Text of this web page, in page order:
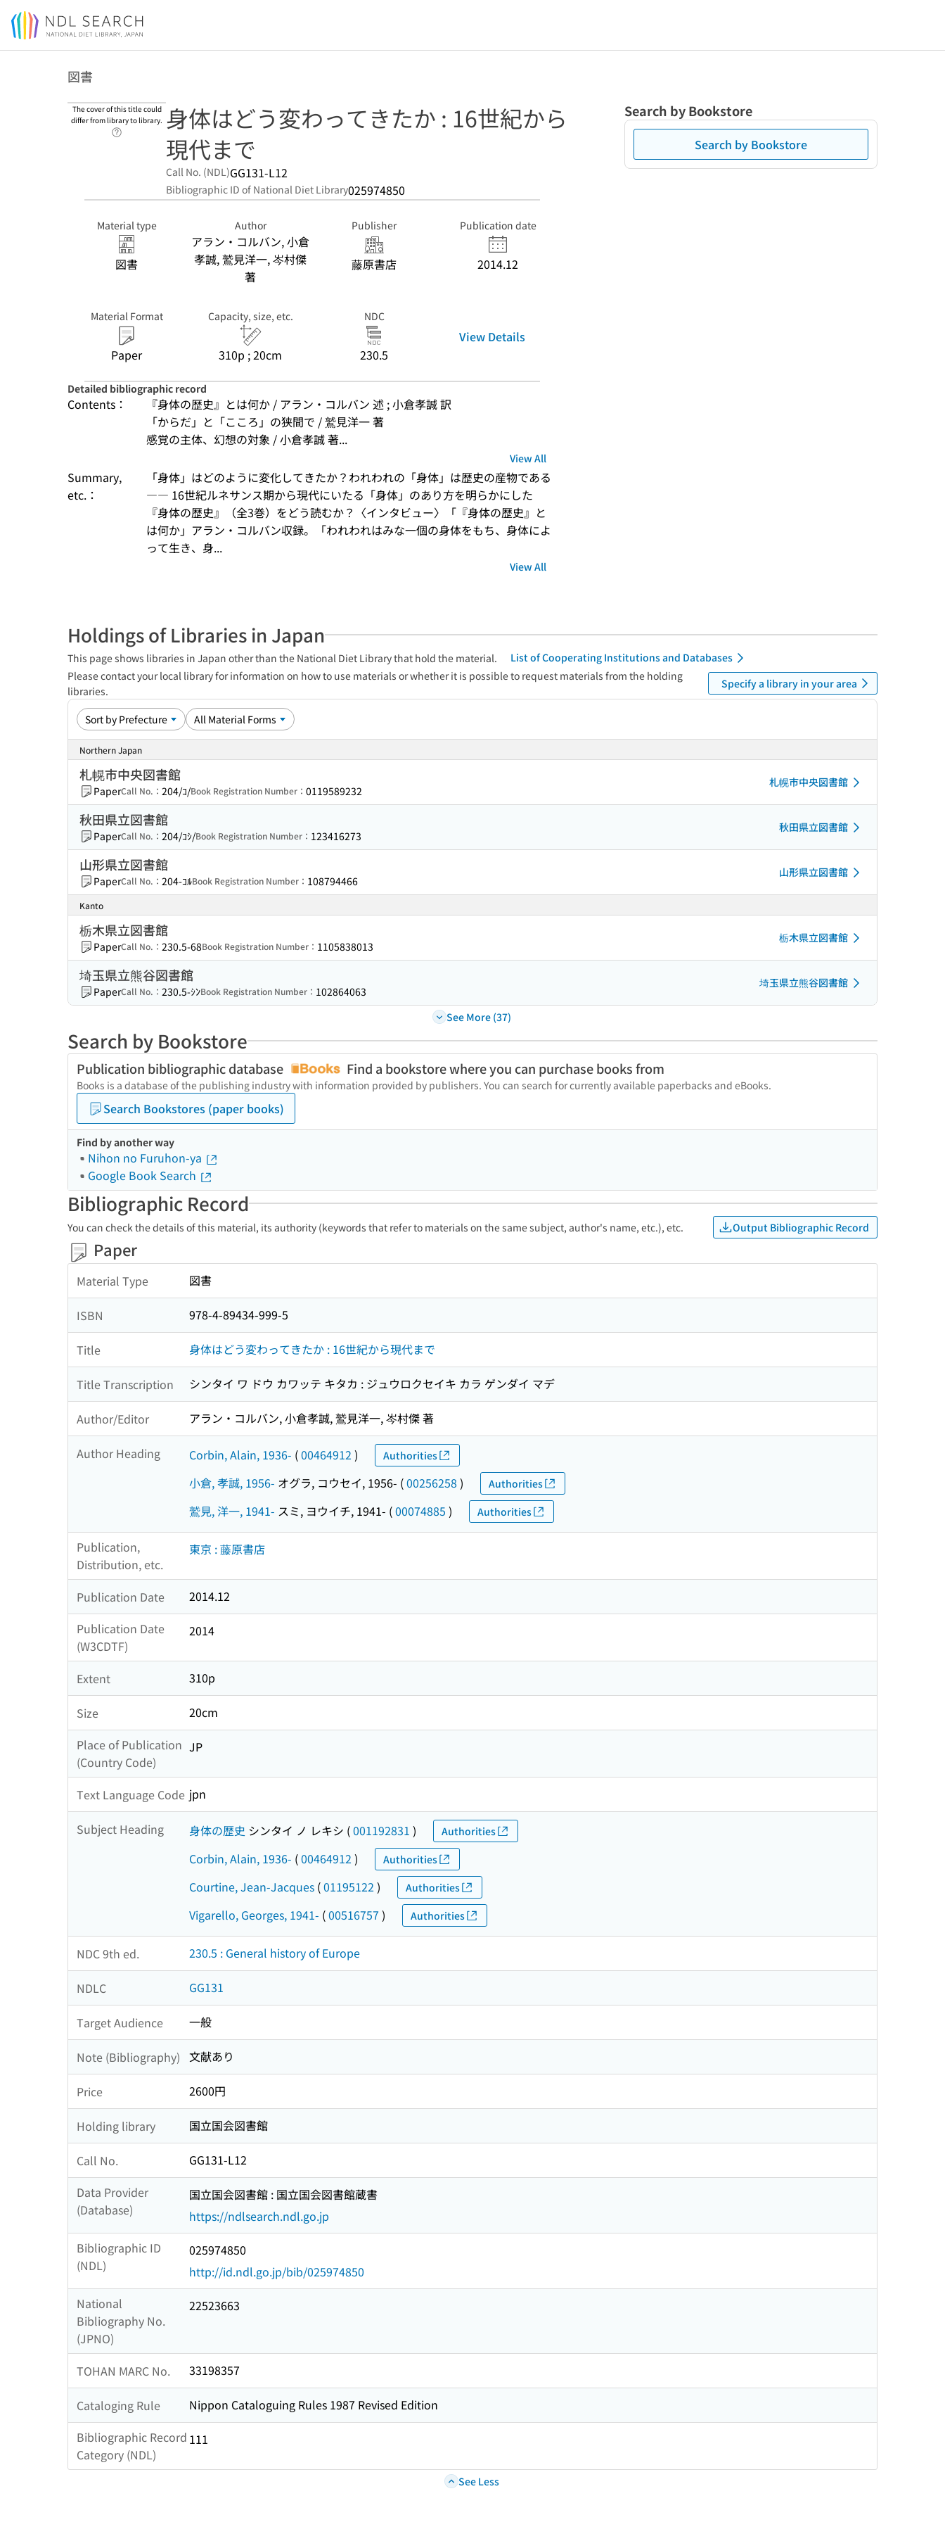
Jump to main content
図書
The cover of this title could
differ from library to library.
Link to Help Page
身体はどう変わってきたか : 16世紀から
現代まで
Call No. (NDL)GG131-L12
Bibliographic ID of National Diet Library025974850
Material type
図書
Author
アラン・コルバン, 小倉
孝誠, 鷲見洋一, 岑村傑
著
Publisher
藤原書店
Publication date
2014.12
Material Format
Paper
Capacity, size, etc.
310p ; 20cm
NDC
230.5
View Details
Detailed bibliographic record
Contents：
『身体の歴史』とは何か / アラン・コルバン 述 ; 小倉孝誠 訳
「からだ」と「こころ」の狭間で / 鷲見洋一 著
感覚の主体、幻想の対象 / 小倉孝誠 著...
View All
Summary,
etc.：
「身体」はどのように変化してきたか？われわれの「身体」は歴史の産物である
―― 16世紀ルネサンス期から現代にいたる「身体」のあり方を明らかにした
『身体の歴史』（全3巻）をどう読むか？〈インタビュー〉「『身体の歴史』と
は何か」アラン・コルバン収録。「われわれはみな一個の身体をもち、身体によ
って生き、身...
View All
Search by Bookstore
Search by Bookstore
Holdings of Libraries in Japan
This page shows libraries in Japan other than the National Diet Library that hold the material.
List of Cooperating Institutions and Databases
Please contact your local library for information on how to use materials or whether it is possible to request materials from the holding
libraries.
Specify a library in your area
Northern Japan
札幌市中央図書館
PaperCall No.： 204/ｺ/Book Registration Number： 0119589232
札幌市中央図書館
秋田県立図書館
PaperCall No.： 204/ｺｼ/Book Registration Number： 123416273
秋田県立図書館
山形県立図書館
PaperCall No.： 204-ｺﾙBook Registration Number： 108794466
山形県立図書館
Kanto
栃木県立図書館
PaperCall No.： 230.5-68Book Registration Number： 1105838013
栃木県立図書館
埼玉県立熊谷図書館
PaperCall No.： 230.5-ｼﾝBook Registration Number： 102864063
埼玉県立熊谷図書館
See More (37)
Search by Bookstore
Publication bibliographic database Find a bookstore where you can purchase books from
Books is a database of the publishing industry with information provided by publishers. You can search for currently available paperbacks and eBooks.
Search Bookstores (paper books)
Find by another way
Nihon no Furuhon-ya
Google Book Search
Bibliographic Record
You can check the details of this material, its authority (keywords that refer to materials on the same subject, author's name, etc.), etc. Output Bibliographic Record
Paper
Material Type 図書
ISBN 978-4-89434-999-5
Title 身体はどう変わってきたか : 16世紀から現代まで
Title Transcription シンタイ ワ ドウ カワッテ キタカ : ジュウロクセイキ カラ ゲンダイ マデ
Author/Editor アラン・コルバン, 小倉孝誠, 鷲見洋一, 岑村傑 著
Author Heading Corbin, Alain, 1936- (00464912 ) Authorities
小倉, 孝誠, 1956- オグラ, コウセイ, 1956- (00256258 ) Authorities
鷲見, 洋一, 1941- スミ, ヨウイチ, 1941- (00074885 ) Authorities
Publication,
Distribution, etc.
東京 : 藤原書店
Publication Date
2014.12
Publication Date
(W3CDTF)
2014
Extent 310p
Size
20cm
Place of Publication
(Country Code)
JP
Text Language Code jpn
Subject Heading 身体の歴史 シンタイ ノ レキシ (001192831 ) Authorities
Corbin, Alain, 1936- (00464912 ) Authorities
Courtine, Jean-Jacques (01195122 ) Authorities
Vigarello, Georges, 1941- (00516757 ) Authorities
NDC 9th ed. 230.5 : General history of Europe
NDLC GG131
Target Audience 一般
Note (Bibliography) 文献あり
Price 2600円
Holding library 国立国会図書館
Call No.
GG131-L12
Data Provider
(Database)
国立国会図書館 : 国立国会図書館蔵書
https://ndlsearch.ndl.go.jp
Bibliographic ID
(NDL)
025974850
http://id.ndl.go.jp/bib/025974850
National
Bibliography No.
(JPNO)
22523663
TOHAN MARC No. 33198357
Cataloging Rule
Nippon Cataloguing Rules 1987 Revised Edition
Bibliographic Record
Category (NDL)
111
See Less